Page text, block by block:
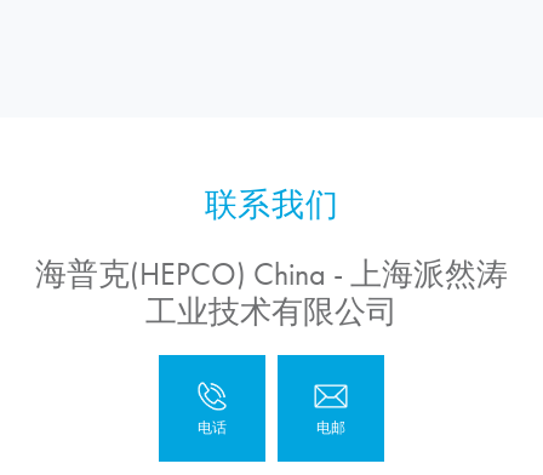
海普克(HEPCO) China - 上海派然涛
工业技术有限公司